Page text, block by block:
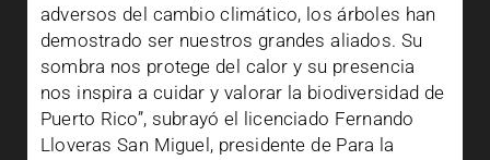
adversos del cambio climático, los árboles han
demostrado ser nuestros grandes aliados. Su
sombra nos protege del calor y su presencia
nos inspira a cuidar y valorar la biodiversidad de
Puerto Rico”, subrayó el licenciado Fernando
Lloveras San Miguel, presidente de Para la